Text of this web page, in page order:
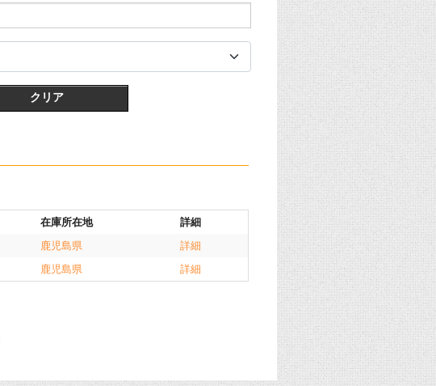
クリア
在庫所在地
詳細
鹿児島県
詳細
鹿児島県 詳細